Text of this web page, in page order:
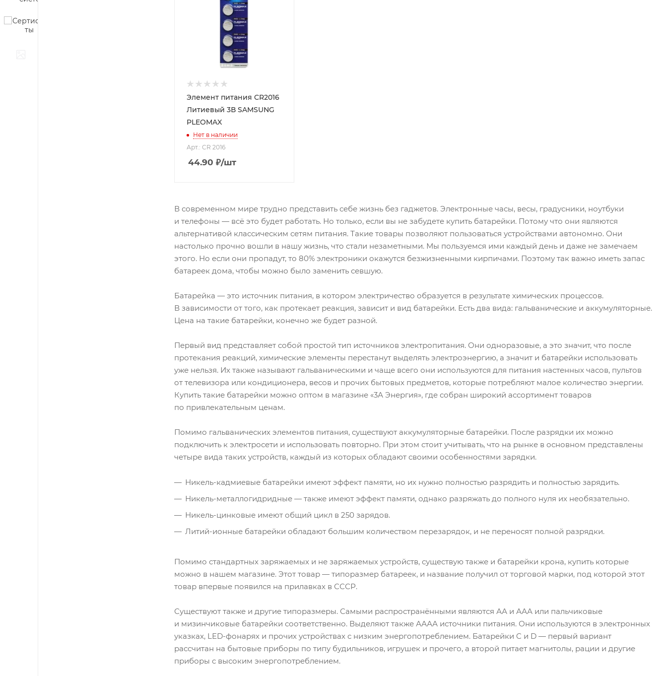
Элемент питания CR2016
Литиевый 3В SAMSUNG
PLEOMAX
Нет в наличии
Арт.: CR 2016
44.90 ₽/шт
В современном мире трудно представить себе жизнь без гаджетов. Электронные часы, весы, градусники, ноутбуки
и телефоны — всё это будет работать. Но только, если вы не забудете купить батарейки. Потому что они являются
альтернативой классическим сетям питания. Такие товары позволяют пользоваться устройствами автономно. Они
настолько прочно вошли в нашу жизнь, что стали незаметными. Мы пользуемся ими каждый день и даже не замечаем
этого. Но если они пропадут, то 80% электроники окажутся безжизненными кирпичами. Поэтому так важно иметь запас
батареек дома, чтобы можно было заменить севшую.
Батарейка — это источник питания, в котором электричество образуется в результате химических процессов.
В зависимости от того, как протекает реакция, зависит и вид батарейки. Есть два вида: гальванические и аккумуляторные.
Цена на такие батарейки, конечно же будет разной.
Первый вид представляет собой простой тип источников электропитания. Они одноразовые, а это значит, что после
протекания реакций, химические элементы перестанут выделять электроэнергию, а значит и батарейки использовать
уже нельзя. Их также называют гальваническими и чаще всего они используются для питания настенных часов, пультов
от телевизора или кондиционера, весов и прочих бытовых предметов, которые потребляют малое количество энергии.
Купить такие батарейки можно оптом в магазине «3А Энергия», где собран широкий ассортимент товаров
по привлекательным ценам.
Помимо гальванических элементов питания, существуют аккумуляторные батарейки. После разрядки их можно
подключить к электросети и использовать повторно. При этом стоит учитывать, что на рынке в основном представлены
четыре вида таких устройств, каждый из которых обладают своими особенностями зарядки.
Никель-кадмиевые батарейки имеют эффект памяти, но их нужно полностью разрядить и полностью зарядить.
Никель-металлогидридные — также имеют эффект памяти, однако разряжать до полного нуля их необязательно.
Никель-цинковые имеют общий цикл в 250 зарядов.
Литий-ионные батарейки обладают большим количеством перезарядок, и не переносят полной разрядки.
Помимо стандартных заряжаемых и не заряжаемых устройств, существую также и батарейки крона, купить которые
можно в нашем магазине. Этот товар — типоразмер батареек, и название получил от торговой марки, под которой этот
товар впервые появился на прилавках в СССР.
Существуют также и другие типоразмеры. Самыми распространёнными являются АА и ААА или пальчиковые
и мизинчиковые батарейки соответственно. Выделяют также АААА источники питания. Они используются в электронных
указках, LED-фонарях и прочих устройствах с низким энергопотреблением. Батарейки C и D — первый вариант
рассчитан на бытовые приборы по типу будильников, игрушек и прочего, а второй питает магнитолы, рации и другие
приборы с высоким энергопотреблением.